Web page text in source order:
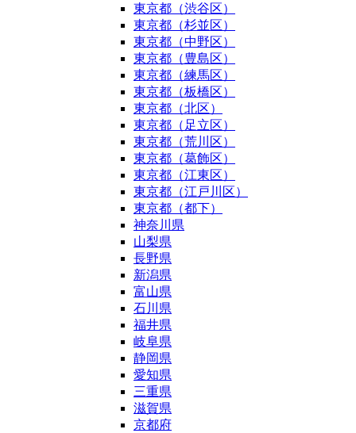
東京都（渋谷区）
東京都（杉並区）
東京都（中野区）
東京都（豊島区）
東京都（練馬区）
東京都（板橋区）
東京都（北区）
東京都（足立区）
東京都（荒川区）
東京都（葛飾区）
東京都（江東区）
東京都（江戸川区）
東京都（都下）
神奈川県
山梨県
長野県
新潟県
富山県
石川県
福井県
岐阜県
静岡県
愛知県
三重県
滋賀県
京都府